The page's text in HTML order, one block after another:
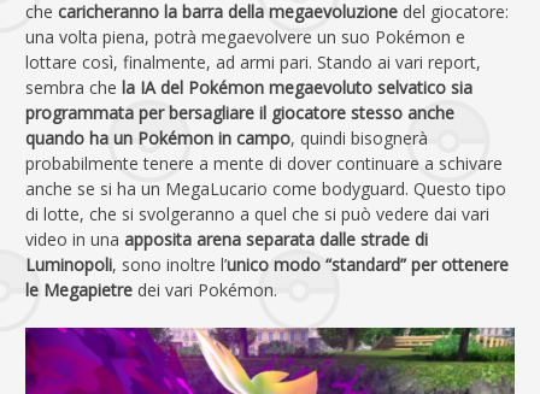
che caricheranno la barra della megaevoluzione del giocatore:
una volta piena, potrà megaevolvere un suo Pokémon e
lottare così, finalmente, ad armi pari. Stando ai vari report,
sembra che la IA del Pokémon megaevoluto selvatico sia
programmata per bersagliare il giocatore stesso anche
quando ha un Pokémon in campo, quindi bisognerà
probabilmente tenere a mente di dover continuare a schivare
anche se si ha un MegaLucario come bodyguard. Questo tipo
di lotte, che si svolgeranno a quel che si può vedere dai vari
video in una apposita arena separata dalle strade di
Luminopoli, sono inoltre l’unico modo “standard” per ottenere
le Megapietre dei vari Pokémon.